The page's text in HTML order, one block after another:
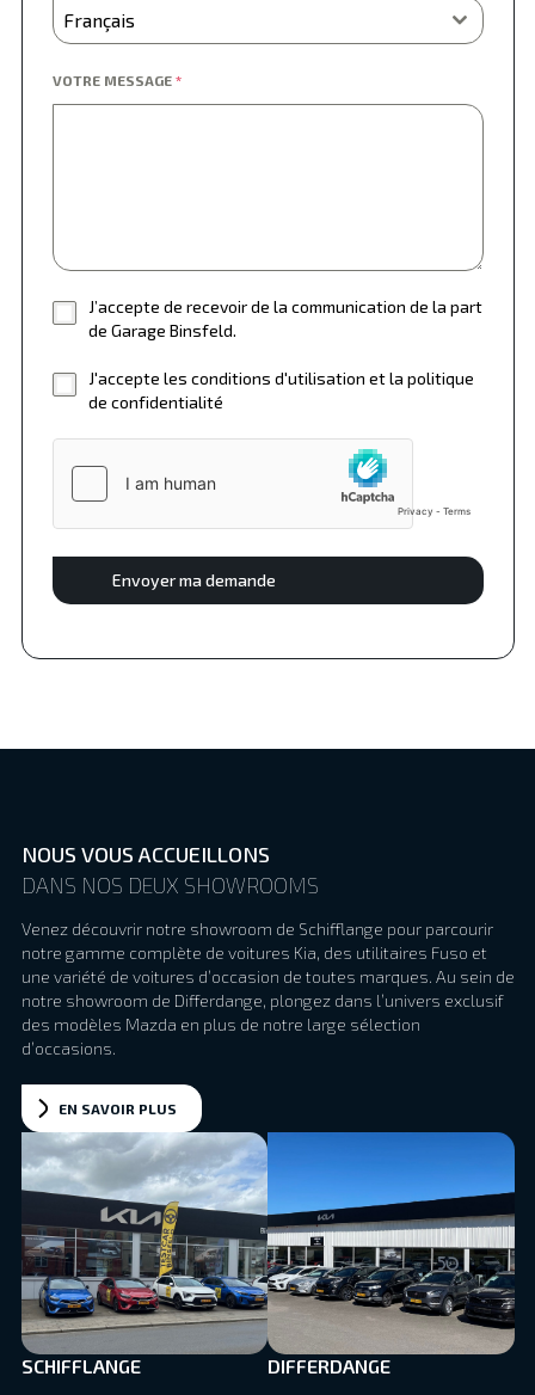
Français
VOTRE MESSAGE *
J’accepte de recevoir de la communication de la part
de Garage Binsfeld.
J'accepte les conditions d'utilisation et la politique
de confidentialité
Envoyer ma demande
SCHIFFLANGE DIFFERDANGE
NOUS VOUS ACCUEILLONS
DANS NOS DEUX SHOWROOMS
Venez découvrir notre showroom de Schifflange pour parcourir
notre gamme complète de voitures Kia, des utilitaires Fuso et
une variété de voitures d’occasion de toutes marques. Au sein de
notre showroom de Differdange, plongez dans l’univers exclusif
des modèles Mazda en plus de notre large sélection
d’occasions.
EN SAVOIR PLUS